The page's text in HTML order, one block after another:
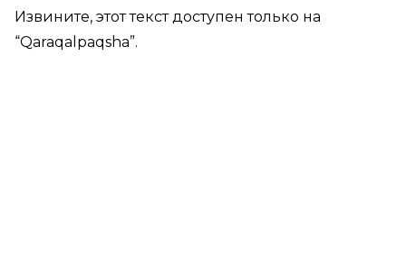
Извините, этот текст доступен только на
“Qaraqalpaqsha”.